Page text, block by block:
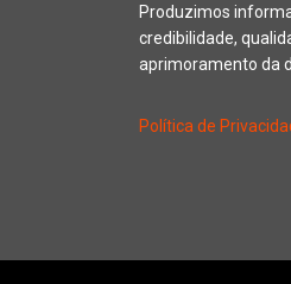
Produzimos
credibilidade,
aprimoramento da
Política de